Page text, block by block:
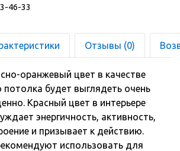
46-33
Отзывы (0)
оранжевый цвет в качестве
потолка будет выглядеть очень
Красный цвет в интерьере
энергичность, активность,
и призывает к действию.
использовать для